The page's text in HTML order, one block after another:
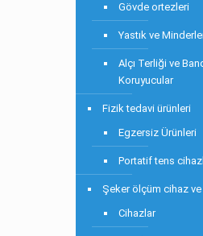
Gövde ortezleri
Yastık ve
Alçı Terliği ve
Koruyucular
Fizik tedavi ürünleri
Egzersiz Ürünleri
Portatif tens
Şeker ölçüm cihaz
Cihazlar